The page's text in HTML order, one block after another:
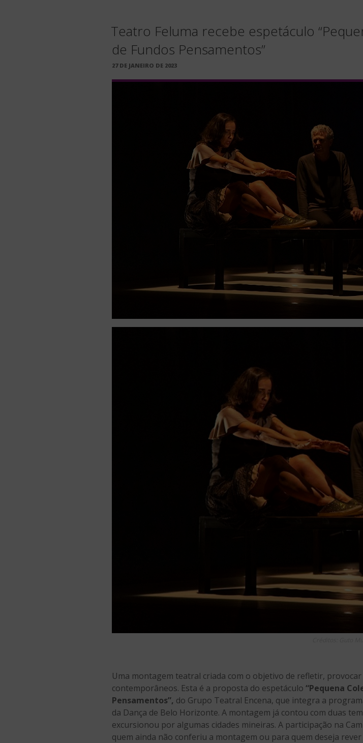
Teatro Feluma recebe espetáculo
de Fundos Pensamentos”
PUBLICADO
27 DE JANEIRO DE 2023
Uma montagem teatral criada com o objetivo de refletir,
contemporâneos. Esta é a proposta do espetáculo “Pequena
Pensamentos”, do Grupo Teatral Encena, que integra a
da Dança de Belo Horizonte. A montagem já contou com duas
excursionou por algumas cidades mineiras. A participação na
quem ainda não conferiu a montagem ou para quem deseja